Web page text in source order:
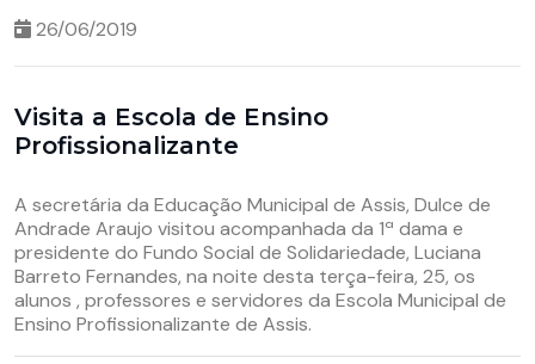
26/06/2019
Visita a Escola de Ensino
Profissionalizante
A secretária da Educação Municipal de Assis, Dulce de
Andrade Araujo visitou acompanhada da 1ª dama e
presidente do Fundo Social de Solidariedade, Luciana
Barreto Fernandes, na noite desta terça-feira, 25, os
alunos , professores e servidores da Escola Municipal de
Ensino Profissionalizante de Assis.